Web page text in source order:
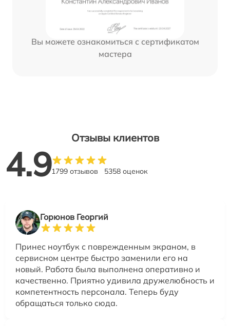
Вы можете ознакомиться с сертификатом
мастера
Отзывы клиентов
4.91799 отзывов 5358 оценок
Горюнов Георгий
Принес ноутбук с поврежденным экраном, в
сервисном центре быстро заменили его на
новый. Работа была выполнена оперативно и
качественно. Приятно удивила дружелюбность и
компетентность персонала. Теперь буду
обращаться только сюда.